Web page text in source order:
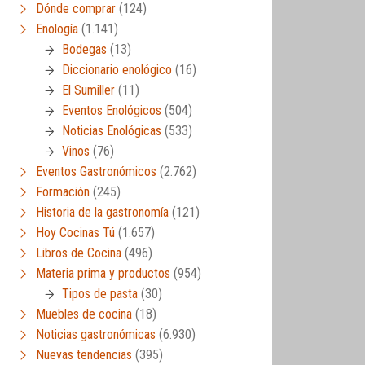
Dónde comprar (124)
Enología (1.141)
Bodegas (13)
Diccionario enológico (16)
El Sumiller (11)
Eventos Enológicos (504)
Noticias Enológicas (533)
Vinos (76)
Eventos Gastronómicos (2.762)
Formación (245)
Historia de la gastronomía (121)
Hoy Cocinas Tú (1.657)
Libros de Cocina (496)
Materia prima y productos (954)
Tipos de pasta (30)
Muebles de cocina (18)
Noticias gastronómicas (6.930)
Nuevas tendencias (395)